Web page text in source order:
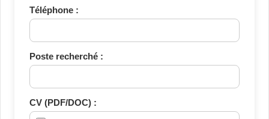
Téléphone :
Poste recherché :
CV (PDF/DOC) :